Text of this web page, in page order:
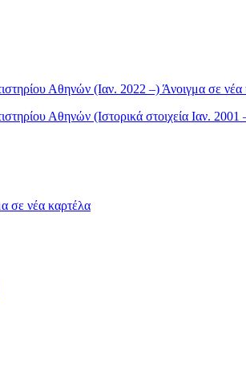
Αθηνών (Ιαν. 2022 –) Άνοιγμα σε νέα
Αθηνών (Ιστορικά στοιχεία Ιαν.
σε νέα καρτέλα